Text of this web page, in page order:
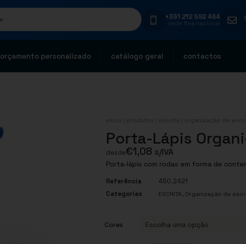
+351 212 592 464
rede fixa nacional
orçamento personalizado catálogo geral contactos
início produtos escrita organização de
Porta-Lápis
desde€1,08 s/IVA
Porta-lápis com rodas em forma de
Referência
450.2421
Categorias
ESCRITA, Organização de
Cores